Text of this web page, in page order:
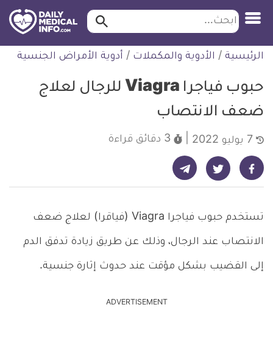
التخطي
للمحتوى
طبية
ابحث ابحث…
الرئيسية / الأدوية والمكملات / أدوية الأمراض الجنسية
حبوب فياجرا Viagra للرجال لعلاج
ضعف الانتصاب
3 دقائق قراءة
شارك على فيسبوك - ديلي ميديكال انفو شارك على تويتر - ديلي ميديكال انفو شارك على تيليجرام - ديلي ميديكال انفو
تستخدم حبوب فياجرا Viagra (فياقرا) لعلاج ضعف
الانتصاب عند الرجال، وذلك عن طريق زيادة تدفق الدم
إلى القضيب بشكل مؤقت عند حدوث إثارة جنسية.
ADVERTISEMENT